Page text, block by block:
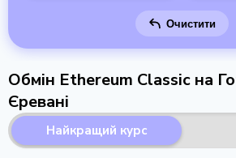
Очистити
Обмін Ethereum Classic на
Єревані
Найкращий курс